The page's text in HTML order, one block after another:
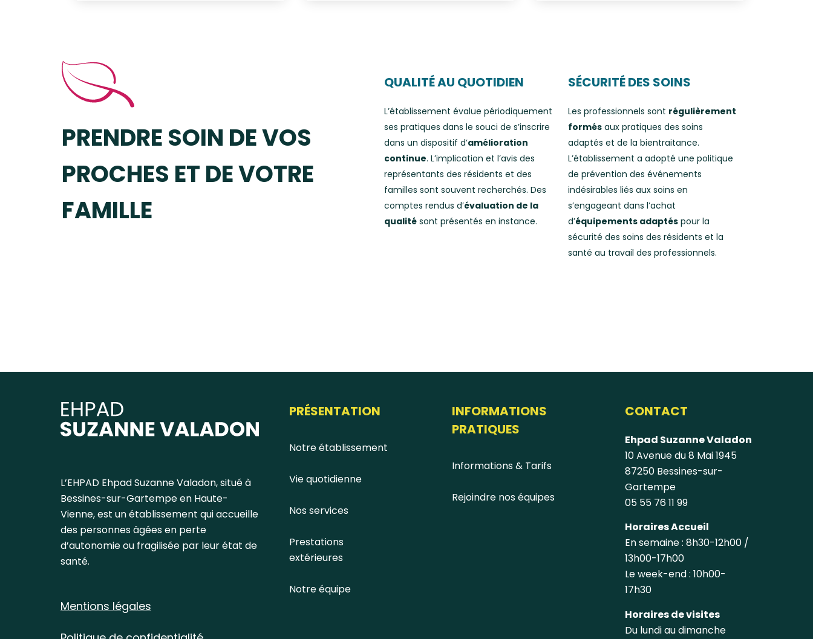
PRENDRE SOIN DE VOS
PROCHES ET DE VOTRE
FAMILLE
QUALITÉ AU QUOTIDIEN
L’établissement évalue périodiquement
ses pratiques dans le souci de s’inscrire
dans un dispositif d’amélioration
continue. L’implication et l’avis des
représentants des résidents et des
familles sont souvent recherchés. Des
comptes rendus d’évaluation de la
qualité sont présentés en instance.
SÉCURITÉ DES SOINS
Les professionnels sont régulièrement
formésaux pratiques des soins
adaptés et de la bientraitance.
L’établissement a adopté une politique
de prévention des événements
indésirables liés aux soins en
s’engageant dans l’achat
d’équipements adaptéspour la
sécurité des soins des résidents et la
santé au travail des professionnels.
L’EHPAD Ehpad Suzanne Valadon, situé à
Bessines-sur-Gartempe en Haute-
Vienne, est un établissement qui accueille
des personnes âgées en perte
d’autonomie ou fragilisée par leur état de
santé.
Mentions légales
PRÉSENTATION
Notre établissement
Vie quotidienne
Nos services
Prestations
extérieures
Notre équipe
INFORMATIONS
PRATIQUES
Informations & Tarifs
Rejoindre nos équipes
CONTACT
Ehpad Suzanne Valadon
10 Avenue du 8 Mai 1945
87250 Bessines-sur-
Gartempe
05 55 76 11 99
Horaires Accueil
En semaine : 8h30-12h00 /
13h00-17h00
Le week-end : 10h00-
17h30
Horaires de visites
Du lundi au dimanche